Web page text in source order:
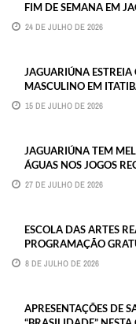
FIM DE SEMANA EM
24 DE JULHO DE 2026
JAGUARIÚNA
MASCULINO EM
15 DE JULHO DE 2026
JAGUARIÚNA TEM
ÁGUAS NOS JOGOS
27 DE JULHO DE 2026
ESCOLA DAS ARTES
PROGRAMAÇÃO
8 DE JULHO DE 2026
APRESENTAÇÕES DE